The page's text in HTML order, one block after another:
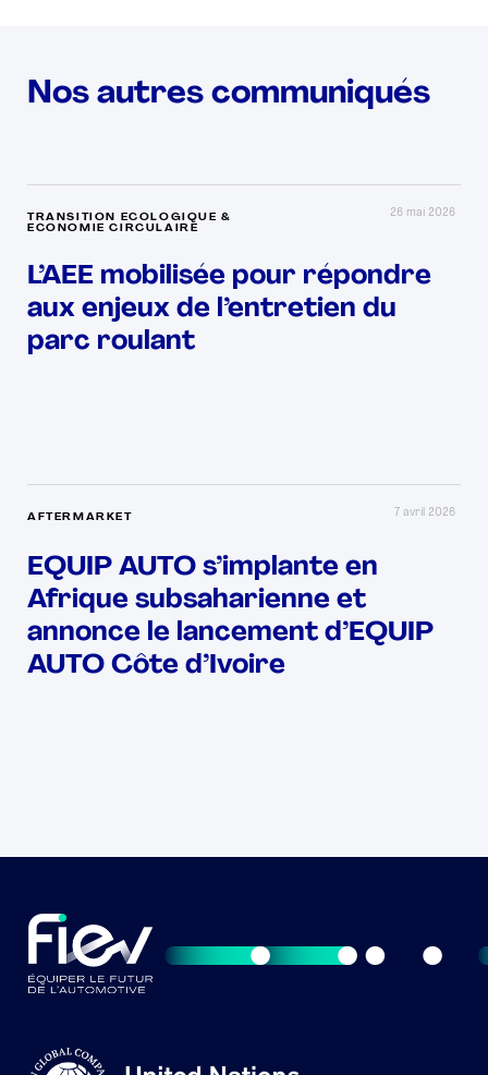
Nos autres communiqués
TRANSITION ECOLOGIQUE &
ECONOMIE CIRCULAIRE
26 mai 2026
L’AEE mobilisée pour répondre
aux enjeux de l’entretien du
parc roulant
AFTERMARKET 7 avril 2026
EQUIP AUTO s’implante en
Afrique subsaharienne et
annonce le lancement d’EQUIP
AUTO Côte d’Ivoire